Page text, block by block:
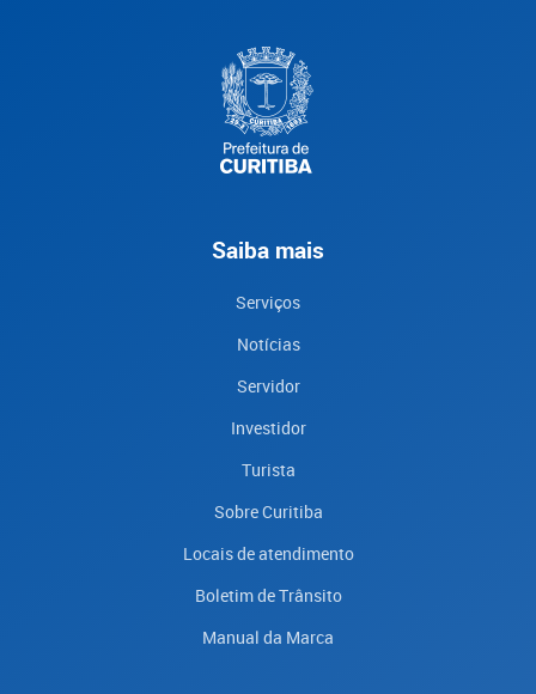
Saiba mais
Serviços
Notícias
Servidor
Investidor
Turista
Sobre Curitiba
Locais de atendimento
Boletim de Trânsito
Manual da Marca